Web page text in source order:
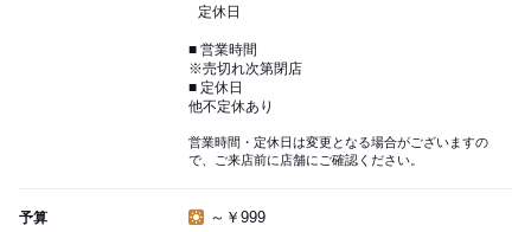
定休日
■ 営業時間
※売切れ次第閉店
■ 定休日
他不定休あり
営業時間・定休日は変更となる場合がございますの
で、ご来店前に店舗にご確認ください。
予算 ～￥999